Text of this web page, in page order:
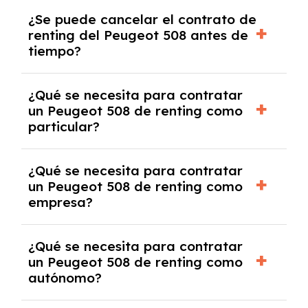
tendrás que pagar ningún tipo de entrada
salvo en casos que lo exija el proveedor
debido al resultado del estudio de viabilidad
económica.
¿Se puede cancelar el contrato de
renting del Peugeot 508 antes de
tiempo?
pero puede haber penalizaciones por
cancelación anticipada. Es importante revisar
las condiciones del contrato y hablar con un
experto que te asesore.
¿Qué se necesita para contratar
un Peugeot 508 de renting como
particular?
y, en algunos casos, una consulta de solvencia
crediticia y un pago inicial.
¿Qué se necesita para contratar
un Peugeot 508 de renting como
empresa?
documentación financiera y, en algunos
casos, un informe de solvencia de la empresa
y un pago inicial.
¿Qué se necesita para contratar
un Peugeot 508 de renting como
autónomo?